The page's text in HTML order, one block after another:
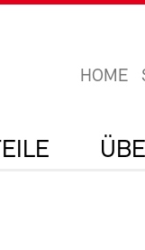
HOME